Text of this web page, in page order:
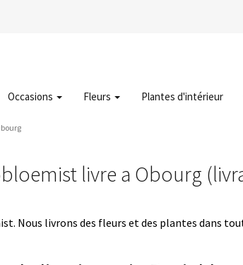
Occasions Fleurs Plantes d'intérieur
livre a Obourg
Nous livrons des fleurs et des plantes dans